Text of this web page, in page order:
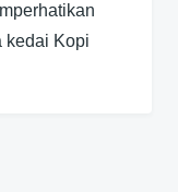
kedai Kopi